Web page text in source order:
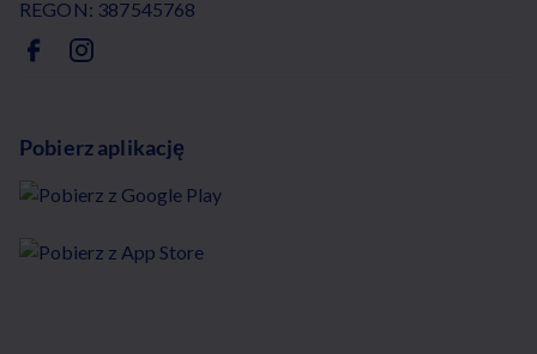
REGON: 387545768
Pobierz aplikację